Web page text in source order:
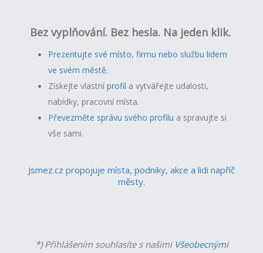
Bez vyplňování. Bez hesla. Na jeden klik.
Prezentujte své místo, firmu nebo službu lidem
ve svém městě.
Získejte vlastníprofil a vytvářejte udalosti,
nabídky, pracovní místa.
Převezměte správu svého profilu a spravujte si
vše sami.
Jsmez.cz propojuje místa, podniky, akce a lidi napříč
městy.
*) Přihlášením souhlasíte s našimi Všeobecnými